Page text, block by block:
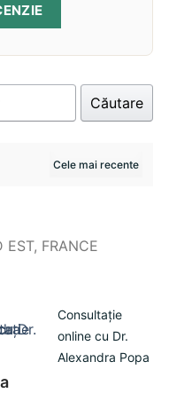
Căutare
Consultație
online cu Dr.
Alexandra Popa